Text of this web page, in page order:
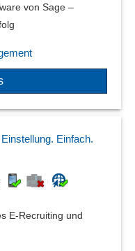
von Sage –
Einfach.
E-Recruiting und